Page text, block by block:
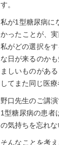
す。
私が1型糖尿病に
かったことが、
私がどの選択を
な日が来るのか
ましいものがあ
してまた同じ医
野口先生のご講
1型糖尿病の患者
の気持ちを忘れな
そんなことを考